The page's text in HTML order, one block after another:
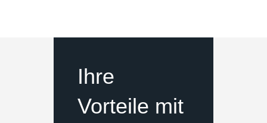
Ihre
Vorteile mit